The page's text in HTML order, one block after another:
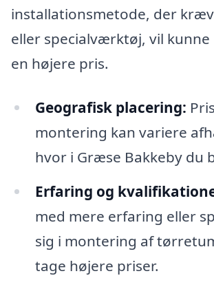
installationsmetode, der
eller specialværktøj, vil
en højere pris.
Geografisk placering:
montering kan variere
hvor i Græse Bakkeby du
Erfaring og
med mere erfaring eller
sig i montering af
tage højere priser.